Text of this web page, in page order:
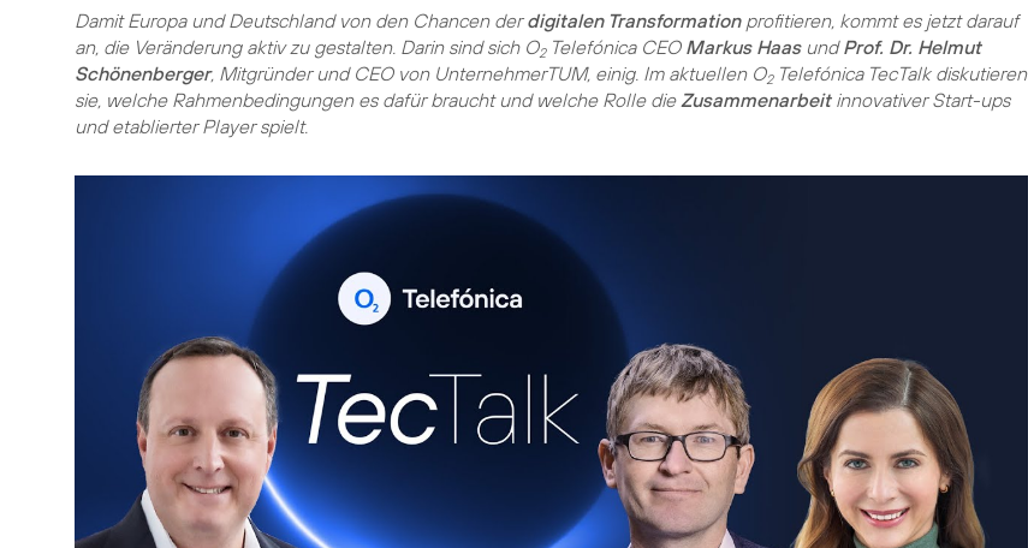
Damit Europa und Deutschland von den Chancen derdigitalen Transformationprofitieren, kommt es jetzt darauf
an, die Veränderung aktiv zu gestalten. Darin sind sich O2Telefónica CEO Markus HaasundProf. Dr. Helmut
Schönenberger, Mitgründer und CEO von UnternehmerTUM, einig. Im aktuellen O2Telefónica TecTalk diskutieren
sie, welche Rahmenbedingungen es dafür braucht und welche Rolle dieZusammenarbeitinnovativer Start-ups
und etablierter Player spielt.